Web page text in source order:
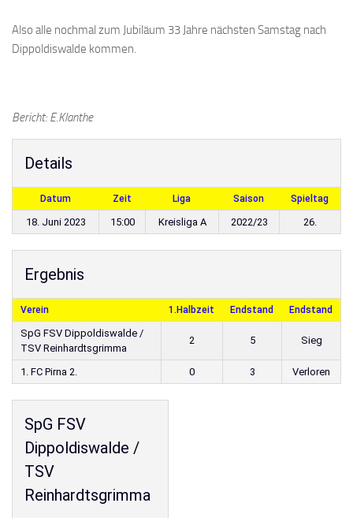
Also alle nochmal zum Jubiläum 33 Jahre nächsten Samstag nach
Dippoldiswalde kommen.
Bericht: E.Klanthe
Details
Datum Zeit Liga Saison Spieltag
18. Juni 2023 15:00 Kreisliga A 2022/23 26.
Ergebnis
Verein 1.Halbzeit Endstand Endstand
SpG FSV Dippoldiswalde /
TSV Reinhardtsgrimma
2 5 Sieg
1. FC Pirna 2. 0 3 Verloren
SpG FSV
Dippoldiswalde /
TSV
Reinhardtsgrimma